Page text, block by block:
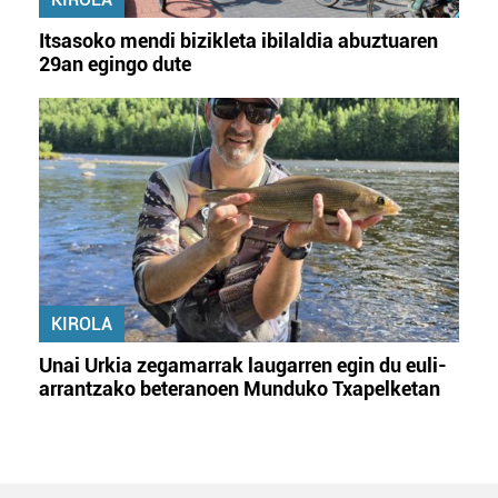
Itsasoko mendi bizikleta ibilaldia abuztuaren
29an egingo dute
KIROLA
Unai Urkia zegamarrak laugarren egin du euli-
arrantzako beteranoen Munduko Txapelketan